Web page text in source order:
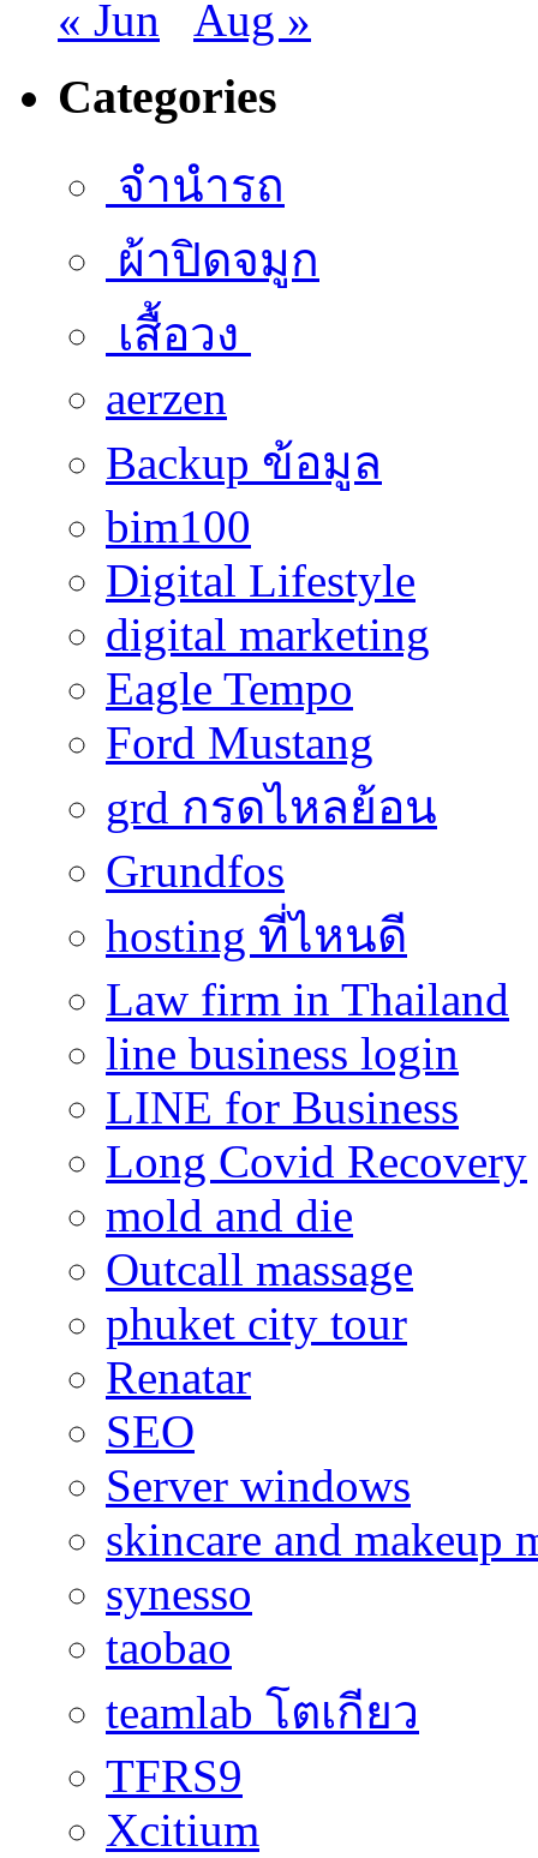
« Jun Aug »
Categories
จำนำรถ
ผ้าปิดจมูก
เสื้อวง
aerzen
Backup ข้อมูล
bim100
Digital Lifestyle
digital marketing
Eagle Tempo
Ford Mustang
grd กรดไหลย้อน
Grundfos
hosting ที่ไหนดี
Law firm in Thailand
line business login
LINE for Business
Long Covid Recovery
mold and die
Outcall massage
phuket city tour
Renatar
SEO
Server windows
skincare and makeup
synesso
taobao
teamlab โตเกียว
TFRS9
Xcitium